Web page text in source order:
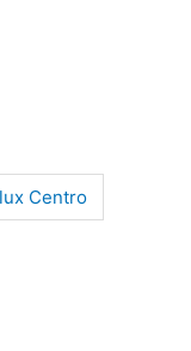
Centro